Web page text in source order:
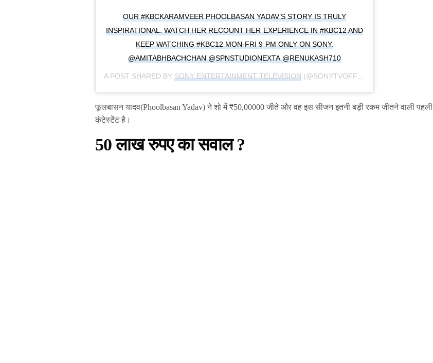
OUR #KBCKARAMVEER PHOOLBASAN YADAV’S STORY IS TRULY
INSPIRATIONAL. WATCH HER RECOUNT HER EXPERIENCE IN #KBC12 AND
KEEP WATCHING #KBC12 MON-FRI 9 PM ONLY ON SONY.
@AMITABHBACHCHAN @SPNSTUDIONEXTA @RENUKASH710
A POST SHARED BYSONY ENTERTAINMENT TELEVISION (@SONYTVOFFICIAL) ON
फूलबासन यादव(Phoolbasan Yadav) ने शो में ₹50,00000 जीते और वह इस सीजन इतनी बड़ी रकम जीतने वाली पहली
कंटेस्टेंट है।
50 लाख रुपए का सवाल ?